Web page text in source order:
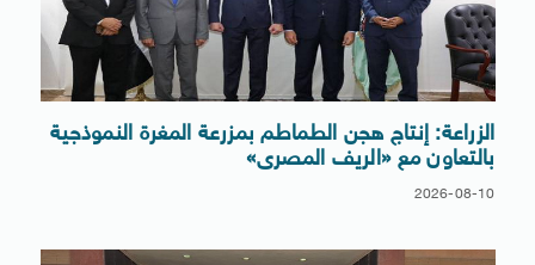
الزراعة: إنتاج هجن الطماطم بمزرعة المغرة النموذجية
بالتعاون مع «الريف المصرى»
2026-08-10